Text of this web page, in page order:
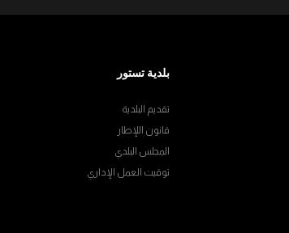
بلدية تستور
تقديم البلدية
قانون اللإطار
المجلس البلدي
توقيت العمل الإداري